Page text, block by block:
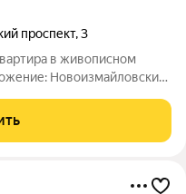
проспект,3
в живописном
Новоизмайловский
Кирпичный дом 1963 года